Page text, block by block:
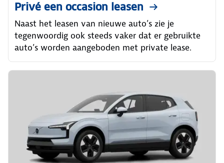
Privé een occasion leasen
Naast het leasen van nieuwe auto’s zie je
tegenwoordig ook steeds vaker dat er gebruikte
auto’s worden aangeboden met private lease.